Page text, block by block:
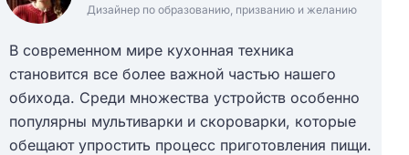
Дизайнер по образованию, призванию и желанию
В современном мире кухонная техника
становится все более важной частью нашего
обихода. Среди множества устройств особенно
популярны мультиварки и скороварки, которые
обещают упростить процесс приготовления пищи.